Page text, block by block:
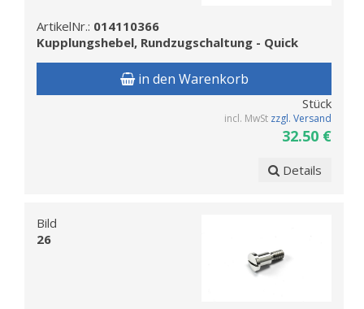
ArtikelNr.: 014110366
Kupplungshebel, Rundzugschaltung - Quick
in den Warenkorb
Stück
incl. MwSt zzgl. Versand
32.50 €
Details
Bild
26